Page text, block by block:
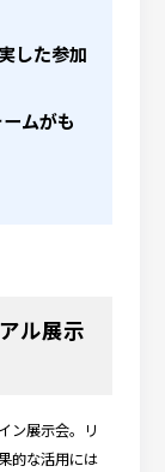
した参加
ムがも
ル展示
ン展示会。リ
的な活用には